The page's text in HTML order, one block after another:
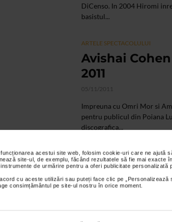
acestui site web, folosim cookie-uri care ne ajută
site-ul, de exemplu, făcând rezultatele să fie mai exacte
de urmărire pentru a oferi publicitate personalizată
cu aceste utilizări sau puteți face clic pe „Personalizează
consimțământul pe site-ul nostru în orice moment.
DiCenso. In 2004 Hiromi
basistul...
ARTELE SPECTACOLULUI
Avishai
2011
05/11/2011
Impreuna cu Omri Mor si
pentru publicul din Poiana
discografica...
ARTELE SPECTACOLULUI
Hiromi Trio
Jackson and